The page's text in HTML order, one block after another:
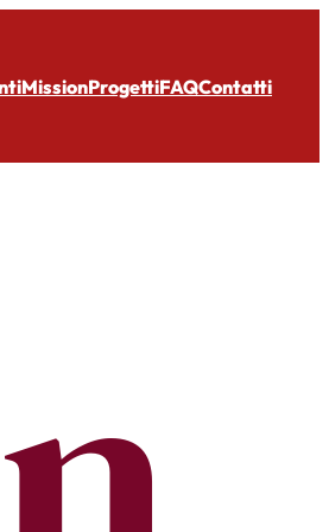
MissionProgettiFAQContatti